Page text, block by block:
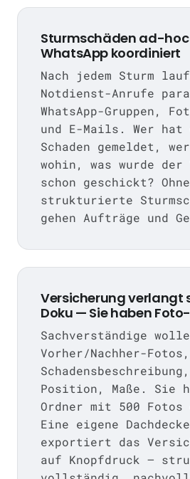
Sturmschäden ad-hoc
WhatsApp koordiniert
Nach jedem Sturm
Notdienst-Anrufe
WhatsApp-Gruppen,
und E-Mails. Wer hat
Schaden gemeldet,
wohin, was wurde der
schon geschickt? Ohne
strukturierte
gehen Aufträge und
Versicherung verlangt
Doku — Sie haben
Sachverständige
Vorher/Nachher-Fotos,
Position, Maße. Sie
Ordner mit 500 Fotos
Eine eigene
exportiert das
auf Knopfdruck —